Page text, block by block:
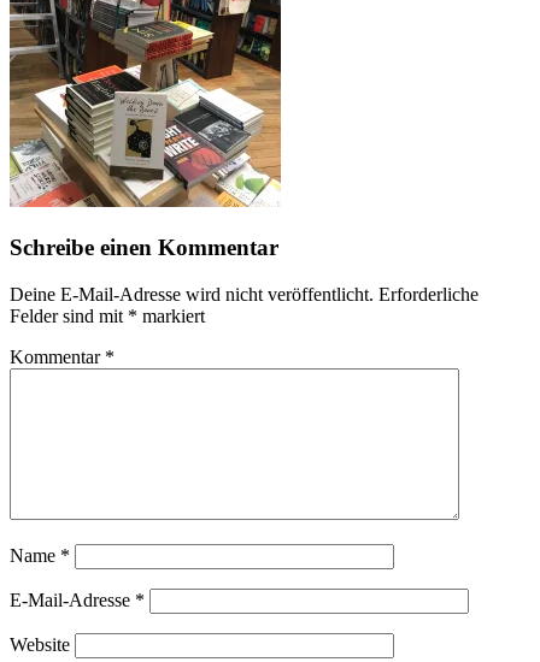
Schreibe einen Kommentar
Deine E-Mail-Adresse wird nicht veröffentlicht. Erforderliche
Felder sind mit * markiert
Kommentar *
Name *
E-Mail-Adresse *
Website